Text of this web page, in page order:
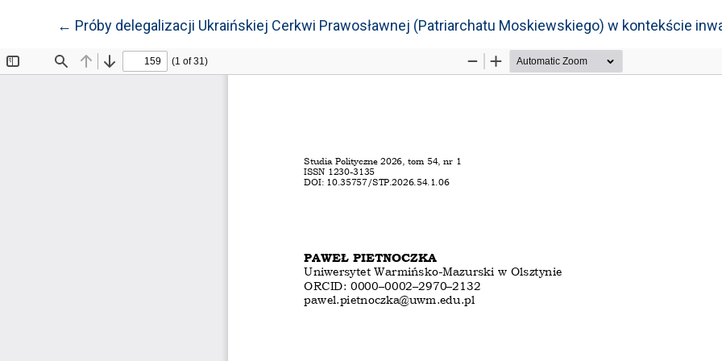
← Wróć do szczegółów artykułu
Próby delegalizacji Ukraińskiej Cerkwi Prawosławnej (Patriarchatu Moskiewskiego) w kontekście